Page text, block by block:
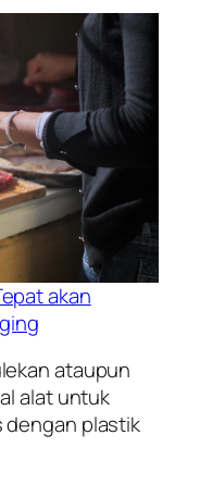
akan
ataupun
alat untuk
dengan plastik